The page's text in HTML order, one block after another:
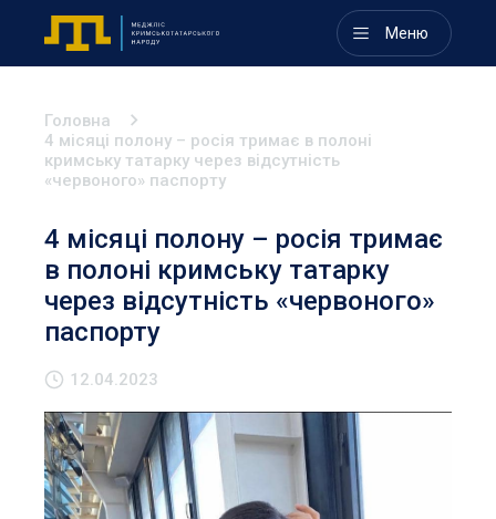
Меню
Головна
4 місяці полону – росія тримає в полоні
кримську татарку через відсутність
«червоного» паспорту
4 місяці полону – росія тримає
в полоні кримську татарку
через відсутність «червоного»
паспорту
12.04.2023